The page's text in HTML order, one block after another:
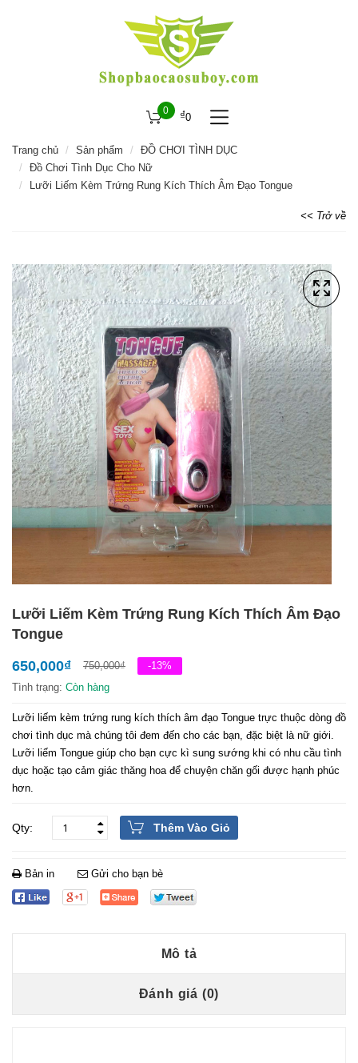
0
0
₫
Trang chủ Sản phẩm
ĐỒ CHƠI TÌNH DỤC
Đồ Chơi Tình Dục Cho Nữ
Lưỡi Liếm Kèm Trứng Rung Kích Thích Âm Đạo Tongue
<< Trở về
Lưỡi Liếm Kèm Trứng Rung Kích Thích Âm Đạo
Tongue
750,000₫
650,000₫
-13%
Tình trạng: Còn hàng
Lưỡi liếm kèm trứng rung kích thích âm đạo Tongue trực thuộc dòng đồ
chơi tình dục mà chúng tôi đem đến cho các bạn, đặc biệt là nữ giới.
Lưỡi liếm Tongue giúp cho bạn cực kì sung sướng khi có nhu cầu tình
dục hoặc tạo cảm giác thăng hoa để chuyện chăn gối được hạnh phúc
hơn.
Thêm Vào Giỏ
Bản in Gửi cho bạn bè
Mô tả
Đánh giá (0)